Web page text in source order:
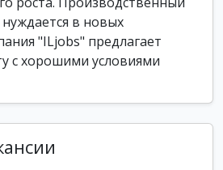
в новых
"ILjobs" предлагает
с хорошими условиями